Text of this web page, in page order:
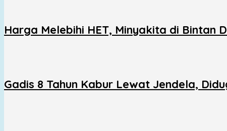
Harga Melebihi HET, Minyakita di Bintan
Gadis 8 Tahun Kabur Lewat Jendela,